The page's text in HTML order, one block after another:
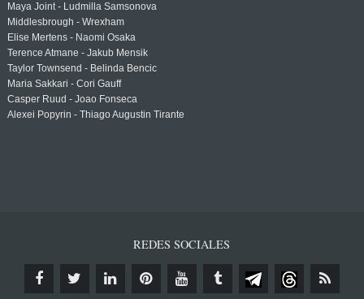
Maya Joint - Ludmilla Samsonova
Middlesbrough - Wrexham
Elise Mertens - Naomi Osaka
Terence Atmane - Jakub Mensik
Taylor Townsend - Belinda Bencic
Maria Sakkari - Cori Gauff
Casper Ruud - Joao Fonseca
Alexei Popyrin - Thiago Augustin Tirante
REDES SOCIALES